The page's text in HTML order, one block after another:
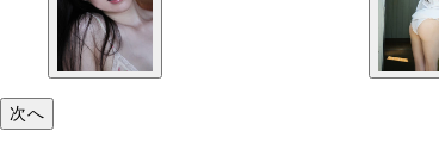
次へ